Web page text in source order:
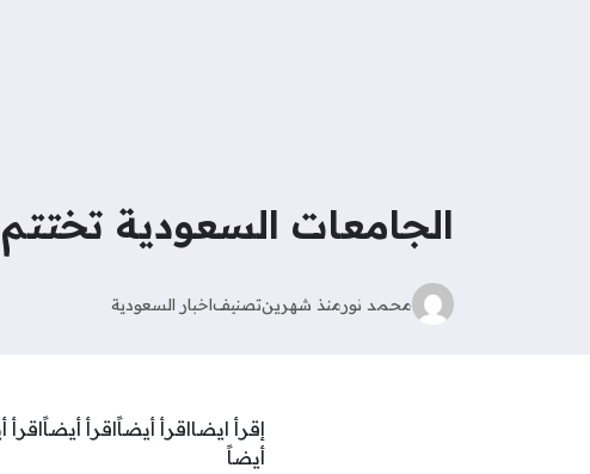
الجامعات السعودية
محمد نورمنذ شهرينتصنيفاخبار السعودية
إقرأ ايضااقرأ أيضاًاقرأ
أيضاً